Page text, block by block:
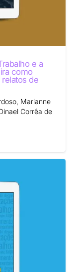
e a
como
de
Marianne
Corrêa de